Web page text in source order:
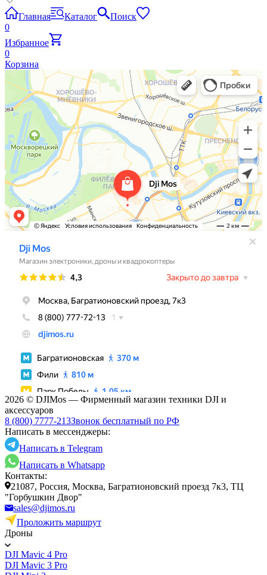
Главная Каталог
Поиск
0
Избранное
0
Корзина
2026 © DJIMos — Фирменный магазин техники DJI и
аксессуаров
8 (800) 7777-213Звонок бесплатный по РФ
Написать в мессенджеры:
Написать в Telegram
Написать в Whatsapp
Контакты:
21087, Россия, Москва, Багратионовский проезд 7к3, ТЦ
"Горбушкин Двор"
sales@djimos.ru
Проложить маршрут
Дроны
DJI Mavic 4 Pro
DJI Mavic 3 Pro